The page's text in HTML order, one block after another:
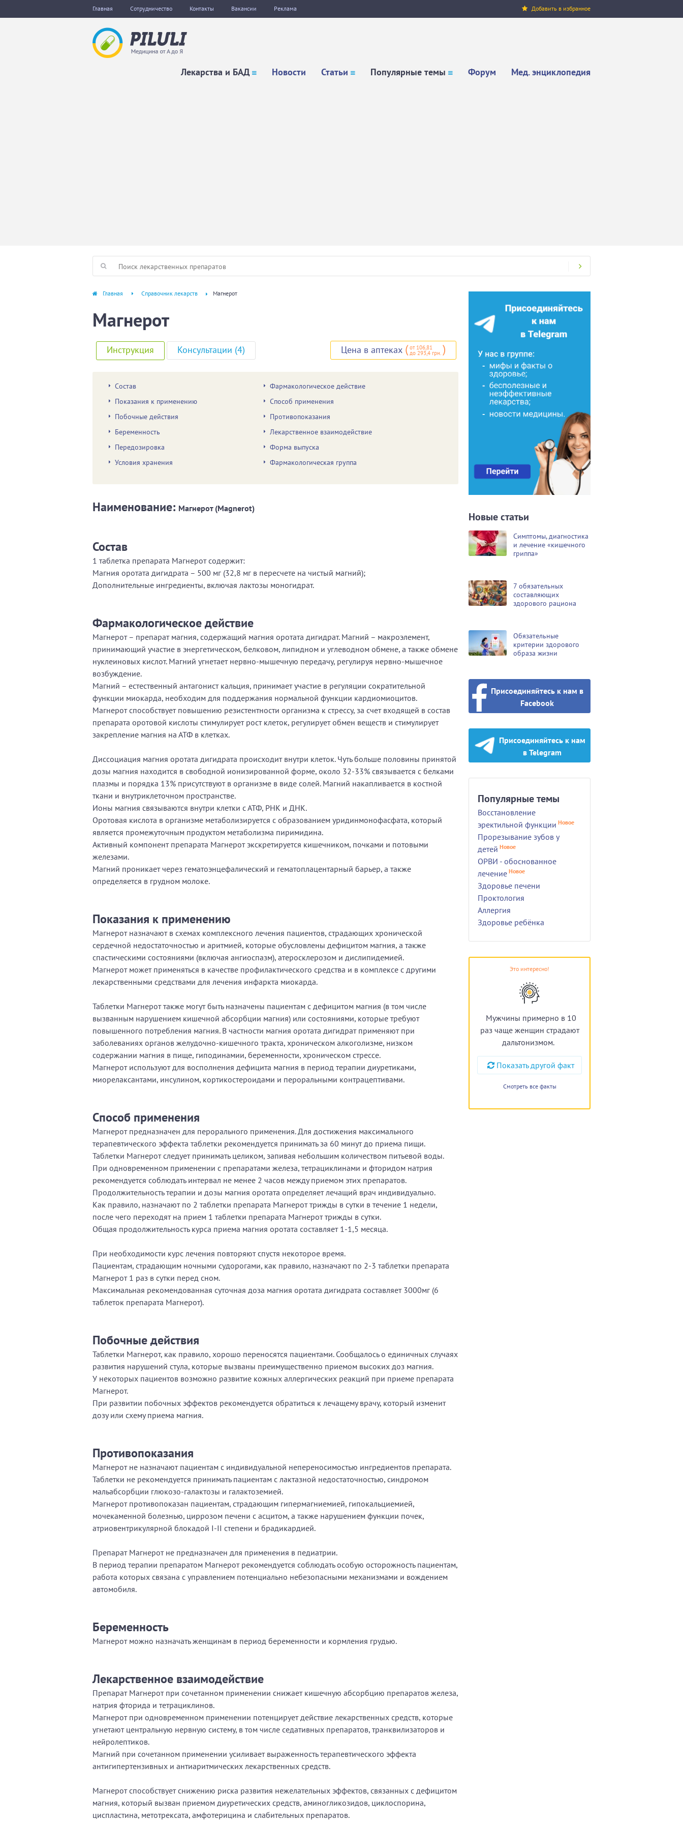
Главная Сотрудничество Контакты Вакансии Реклама Добавить в избранное
Лекарства и БАД Новости Статьи Популярные темы Форум Мед. энциклопедия
Главная Справочник лекарств Магнерот
Магнерот
Инструкция Консультации (4) Цена в аптеках ( от 106,81
до 293,4 грн. )
Состав
Фармакологическое действие
Показания к применению
Способ применения
Побочные действия
Противопоказания
Беременность
Лекарственное взаимодействие
Передозировка
Форма выпуска
Условия хранения
Фармакологическая группа
Наименование: Магнерот (Magnerot)
Состав
1 таблетка препарата Магнерот содержит:
Магния оротата дигидрата – 500 мг (32,8 мг в пересчете на чистый магний);
Дополнительные ингредиенты, включая лактозы моногидрат.
Фармакологическое действие
Магнерот – препарат магния, содержащий магния оротата дигидрат. Магний – макроэлемент,
принимающий участие в энергетическом, белковом, липидном и углеводном обмене, а также обмене
нуклеиновых кислот. Магний угнетает нервно-мышечную передачу, регулируя нервно-мышечное
возбуждение.
Магний – естественный антагонист кальция, принимает участие в регуляции сократительной
функции миокарда, необходим для поддержания нормальной функции кардиомиоцитов.
Магнерот способствует повышению резистентности организма к стрессу, за счет входящей в состав
препарата оротовой кислоты стимулирует рост клеток, регулирует обмен веществ и стимулирует
закрепление магния на АТФ в клетках.
Диссоциация магния оротата дигидрата происходит внутри клеток. Чуть больше половины принятой
дозы магния находится в свободной ионизированной форме, около 32-33% связывается с белками
плазмы и порядка 13% присутствуют в организме в виде солей. Магний накапливается в костной
ткани и внутриклеточном пространстве.
Ионы магния связываются внутри клетки с АТФ, РНК и ДНК.
Оротовая кислота в организме метаболизируется с образованием уридинмонофасфата, который
является промежуточным продуктом метаболизма пиримидина.
Активный компонент препарата Магнерот экскретируется кишечником, почками и потовыми
железами.
Магний проникает через гематоэнцефалический и гематоплацентарный барьер, а также
определяется в грудном молоке.
Показания к применению
Магнерот назначают в схемах комплексного лечения пациентов, страдающих хронической
сердечной недостаточностью и аритмией, которые обусловлены дефицитом магния, а также
спастическими состояниями (включая ангиоспазм), атеросклерозом и дислипидемией.
Магнерот может применяться в качестве профилактического средства и в комплексе с другими
лекарственными средствами для лечения инфаркта миокарда.
Таблетки Магнерот также могут быть назначены пациентам с дефицитом магния (в том числе
вызванным нарушением кишечной абсорбции магния) или состояниями, которые требуют
повышенного потребления магния. В частности магния оротата дигидрат применяют при
заболеваниях органов желудочно-кишечного тракта, хроническом алкоголизме, низком
содержании магния в пище, гиподинамии, беременности, хроническом стрессе.
Магнерот используют для восполнения дефицита магния в период терапии диуретиками,
миорелаксантами, инсулином, кортикостероидами и пероральными контрацептивами.
Способ применения
Магнерот предназначен для перорального применения. Для достижения максимального
терапевтического эффекта таблетки рекомендуется принимать за 60 минут до приема пищи.
Таблетки Магнерот следует принимать целиком, запивая небольшим количеством питьевой воды.
При одновременном применении с препаратами железа, тетрациклинами и фторидом натрия
рекомендуется соблюдать интервал не менее 2 часов между приемом этих препаратов.
Продолжительность терапии и дозы магния оротата определяет лечащий врач индивидуально.
Как правило, назначают по 2 таблетки препарата Магнерот трижды в сутки в течение 1 недели,
после чего переходят на прием 1 таблетки препарата Магнерот трижды в сутки.
Общая продолжительность курса приема магния оротата составляет 1-1,5 месяца.
При необходимости курс лечения повторяют спустя некоторое время.
Пациентам, страдающим ночными судорогами, как правило, назначают по 2-3 таблетки препарата
Магнерот 1 раз в сутки перед сном.
Максимальная рекомендованная суточная доза магния оротата дигидрата составляет 3000мг (6
таблеток препарата Магнерот).
Побочные действия
Таблетки Магнерот, как правило, хорошо переносятся пациентами. Сообщалось о единичных случаях
развития нарушений стула, которые вызваны преимущественно приемом высоких доз магния.
У некоторых пациентов возможно развитие кожных аллергических реакций при приеме препарата
Магнерот.
При развитии побочных эффектов рекомендуется обратиться к лечащему врачу, который изменит
дозу или схему приема магния.
Противопоказания
Магнерот не назначают пациентам с индивидуальной непереносимостью ингредиентов препарата.
Таблетки не рекомендуется принимать пациентам с лактазной недостаточностью, синдромом
мальабсорбции глюкозо-галактозы и галактоземией.
Магнерот противопоказан пациентам, страдающим гипермагниемией, гипокальциемией,
мочекаменной болезнью, циррозом печени с асцитом, а также нарушением функции почек,
атриовентрикулярной блокадой I-II степени и брадикардией.
Препарат Магнерот не предназначен для применения в педиатрии.
В период терапии препаратом Магнерот рекомендуется соблюдать особую осторожность пациентам,
работа которых связана с управлением потенциально небезопасными механизмами и вождением
автомобиля.
Беременность
Магнерот можно назначать женщинам в период беременности и кормления грудью.
Лекарственное взаимодействие
Препарат Магнерот при сочетанном применении снижает кишечную абсорбцию препаратов железа,
натрия фторида и тетрациклинов.
Магнерот при одновременном применении потенцирует действие лекарственных средств, которые
угнетают центральную нервную систему, в том числе седативных препаратов, транквилизаторов и
нейролептиков.
Магний при сочетанном применении усиливает выраженность терапевтического эффекта
антигипертензивных и антиаритмических лекарственных средств.
Магнерот способствует снижению риска развития нежелательных эффектов, связанных с дефицитом
магния, который вызван приемом диуретических средств, аминогликозидов, циклоспорина,
циспластина, метотрексата, амфотерицина и слабительных препаратов.
Новые статьи
Симптомы, диагностика
и лечение «кишечного
гриппа»
7 обязательных
составляющих
здорового рациона
Обязательные
критерии здорового
образа жизни
Присоединяйтесь к нам в
Facebook
Присоединяйтесь к нам
в Telegram
Популярные темы
Восстановление
эректильной функции Новое
Прорезывание зубов у
детей Новое
ОРВИ - обоснованное
лечение Новое
Здоровье печени
Проктология
Аллергия
Здоровье ребёнка
Это интересно!
Мужчины примерно в 10
раз чаще женщин страдают
дальтонизмом.
Показать другой факт
Смотреть все факты